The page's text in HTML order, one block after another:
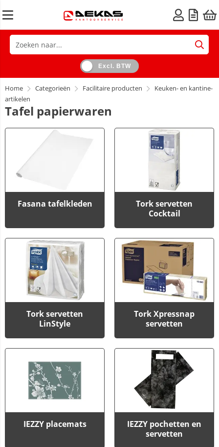
Excl. BTW
Home Categorieën Facilitaire producten
Keuken- en kantine-
artikelen
Tafel papierwaren
Fasana tafelkleden
Tork servetten
Cocktail
Tork servetten
LinStyle
Tork Xpressnap
servetten
IEZZY placemats
IEZZY pochetten en
servetten